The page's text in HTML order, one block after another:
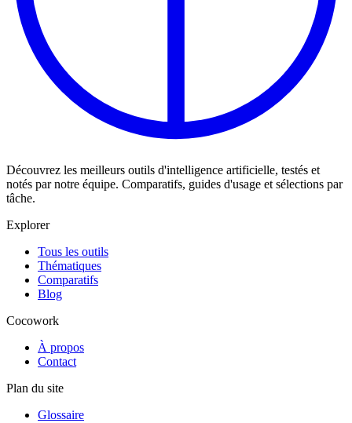
Découvrez les meilleurs outils d'intelligence artificielle, testés et
notés par notre équipe. Comparatifs, guides d'usage et sélections par
tâche.
Explorer
Tous les outils
Thématiques
Comparatifs
Blog
Cocowork
À propos
Contact
Plan du site
Glossaire